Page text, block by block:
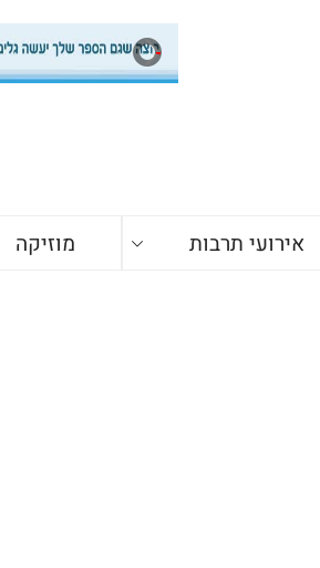
אירועי תרבות
מוזיקה